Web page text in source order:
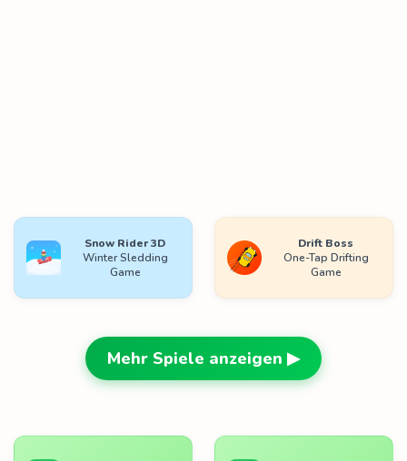
Snow Rider 3D
Winter Sledding
Game
Drift Boss
One-Tap Drifting
Game
Mehr Spiele anzeigen ▶